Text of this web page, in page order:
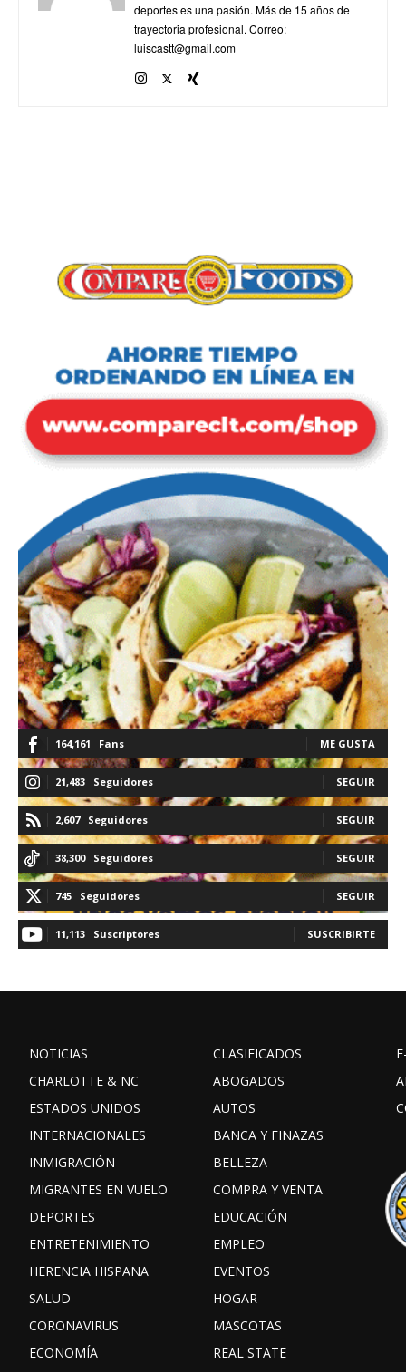
deportes es una pasión. Más de 15 años de
trayectoria profesional. Correo:
luiscastt@gmail.com
164,161 Fans ME GUSTA
21,483 Seguidores SEGUIR
2,607 Seguidores SEGUIR
38,300 Seguidores SEGUIR
745 Seguidores SEGUIR
11,113 Suscriptores SUSCRIBIRTE
NOTICIAS
CHARLOTTE & NC
ESTADOS UNIDOS
INTERNACIONALES
INMIGRACIÓN
MIGRANTES EN VUELO
DEPORTES
ENTRETENIMIENTO
HERENCIA HISPANA
SALUD
CORONAVIRUS
ECONOMÍA
CLASIFICADOS
ABOGADOS
AUTOS
BANCA Y FINAZAS
BELLEZA
COMPRA Y VENTA
EDUCACIÓN
EMPLEO
EVENTOS
HOGAR
MASCOTAS
REAL STATE